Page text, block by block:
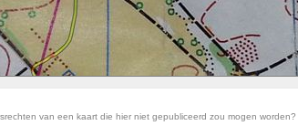
van een kaart die hier niet gepubliceerd zou mogen worden?